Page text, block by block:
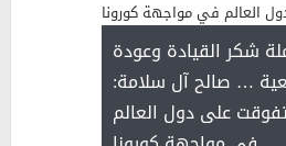
شكر القيادة وعودة
… صالح آل سلامة:
على دول العالم